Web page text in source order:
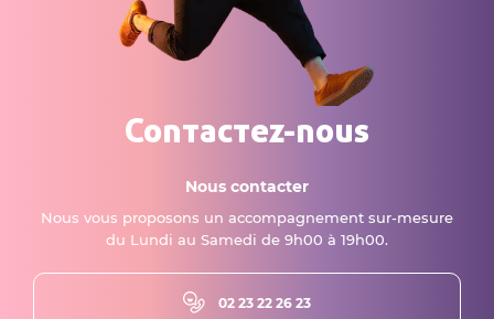
Contactez-nous
Nous contacter
Nous vous proposons un accompagnement sur-mesure
du Lundi au Samedi de 9h00 à 19h00.
02 23 22 26 23